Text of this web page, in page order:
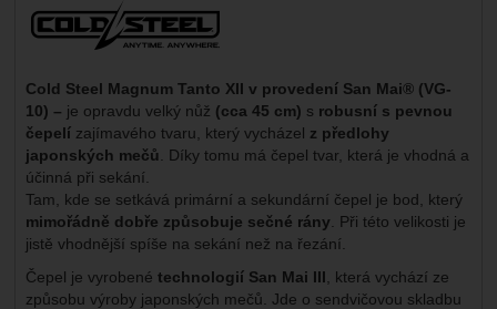
Cold Steel Magnum Tanto XII v provedení San Mai® (VG-
10) – je opravdu velký nůž (cca 45 cm) s robusní s pevnou
čepelízajímavého tvaru, který vycházel z předlohy
japonských mečů . Díky tomu má čepel tvar, která je vhodná a
účinná při sekání.
Tam, kde se setkává primární a sekundární čepel je bod, který
mimořádně dobře způsobuje sečné rány . Při této velikosti je
jistě vhodnější spíše na sekání než na řezání.
Čepel je vyrobené technologií San Mai III , která vychází ze
způsobu výroby japonských mečů. Jde o sendvičovou skladbu